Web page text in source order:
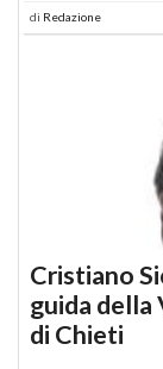
di Redazione
Cristiano
guida della
di Chieti